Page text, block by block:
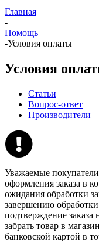
Главная
-
Помощь
-Условия оплаты
Условия
Статьи
Вопрос-ответ
Производители
Уважаемые
оформления заказа в
ожидания обработки
завершению
подтверждение заказа
забрать товар в
банковской картой в